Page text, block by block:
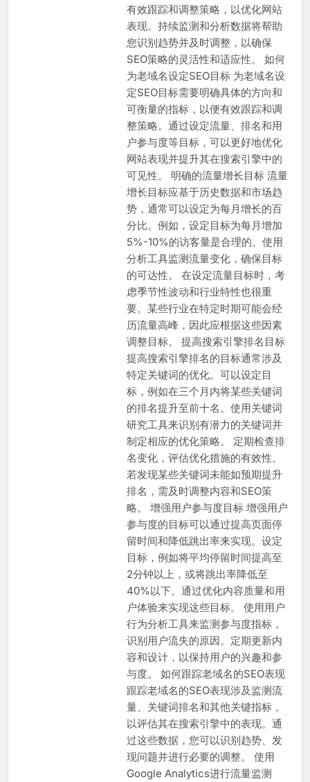
有效跟踪和调整策略，以优化网站
表现。持续监测和分析数据将帮助
您识别趋势并及时调整，以确保
SEO策略的灵活性和适应性。 如何
为老域名设定SEO目标 为老域名设
定SEO目标需要明确具体的方向和
可衡量的指标，以便有效跟踪和调
整策略。通过设定流量、排名和用
户参与度等目标，可以更好地优化
网站表现并提升其在搜索引擎中的
可见性。 明确的流量增长目标 流量
增长目标应基于历史数据和市场趋
势，通常可以设定为每月增长的百
分比。例如，设定目标为每月增加
5%-10%的访客量是合理的。使用
分析工具监测流量变化，确保目标
的可达性。 在设定流量目标时，考
虑季节性波动和行业特性也很重
要。某些行业在特定时期可能会经
历流量高峰，因此应根据这些因素
调整目标。 提高搜索引擎排名目标
提高搜索引擎排名的目标通常涉及
特定关键词的优化。可以设定目
标，例如在三个月内将某些关键词
的排名提升至前十名。使用关键词
研究工具来识别有潜力的关键词并
制定相应的优化策略。 定期检查排
名变化，评估优化措施的有效性。
若发现某些关键词未能如预期提升
排名，需及时调整内容和SEO策
略。 增强用户参与度目标 增强用户
参与度的目标可以通过提高页面停
留时间和降低跳出率来实现。设定
目标，例如将平均停留时间提高至
2分钟以上，或将跳出率降低至
40%以下。通过优化内容质量和用
户体验来实现这些目标。 使用用户
行为分析工具来监测参与度指标，
识别用户流失的原因。定期更新内
容和设计，以保持用户的兴趣和参
与度。 如何跟踪老域名的SEO表现
跟踪老域名的SEO表现涉及监测流
量、关键词排名和其他关键指标，
以评估其在搜索引擎中的表现。通
过这些数据，您可以识别趋势、发
现问题并进行必要的调整。 使用
Google Analytics进行流量监测